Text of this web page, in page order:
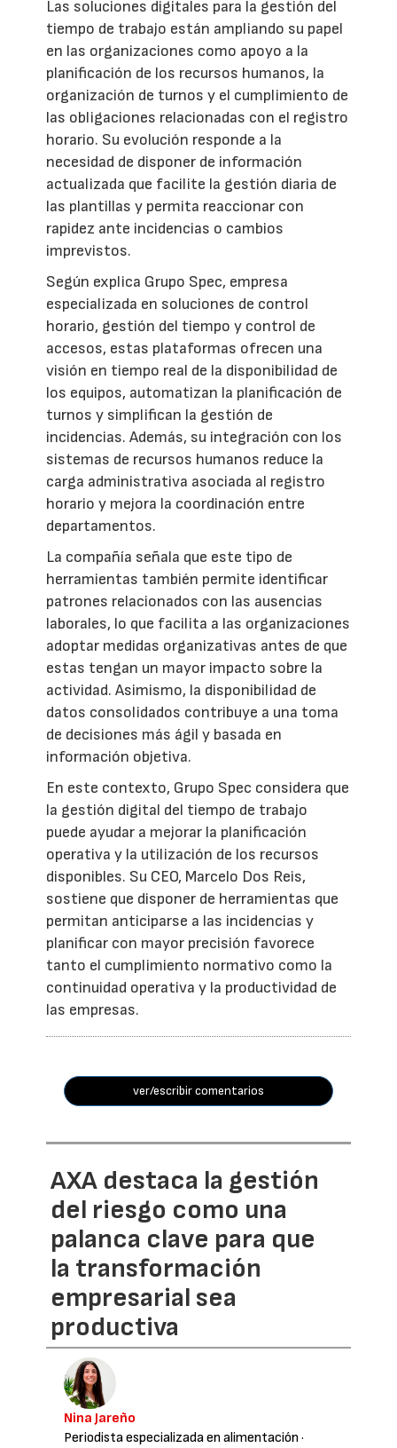
Las soluciones digitales para la gestión del
tiempo de trabajo están ampliando su papel
en las organizaciones como apoyo a la
planificación de los recursos humanos, la
organización de turnos y el cumplimiento de
las obligaciones relacionadas con el registro
horario. Su evolución responde a la
necesidad de disponer de información
actualizada que facilite la gestión diaria de
las plantillas y permita reaccionar con
rapidez ante incidencias o cambios
imprevistos.
Según explica Grupo Spec, empresa
especializada en soluciones de control
horario, gestión del tiempo y control de
accesos, estas plataformas ofrecen una
visión en tiempo real de la disponibilidad de
los equipos, automatizan la planificación de
turnos y simplifican la gestión de
incidencias. Además, su integración con los
sistemas de recursos humanos reduce la
carga administrativa asociada al registro
horario y mejora la coordinación entre
departamentos.
La compañía señala que este tipo de
herramientas también permite identificar
patrones relacionados con las ausencias
laborales, lo que facilita a las organizaciones
adoptar medidas organizativas antes de que
estas tengan un mayor impacto sobre la
actividad. Asimismo, la disponibilidad de
datos consolidados contribuye a una toma
de decisiones más ágil y basada en
información objetiva.
En este contexto, Grupo Spec considera que
la gestión digital del tiempo de trabajo
puede ayudar a mejorar la planificación
operativa y la utilización de los recursos
disponibles. Su CEO, Marcelo Dos Reis,
sostiene que disponer de herramientas que
permitan anticiparse a las incidencias y
planificar con mayor precisión favorece
tanto el cumplimiento normativo como la
continuidad operativa y la productividad de
las empresas.
ver/escribir comentarios
AXA destaca la gestión
del riesgo como una
palanca clave para que
la transformación
empresarial sea
productiva
Nina Jareño
Periodista especializada en alimentación ·